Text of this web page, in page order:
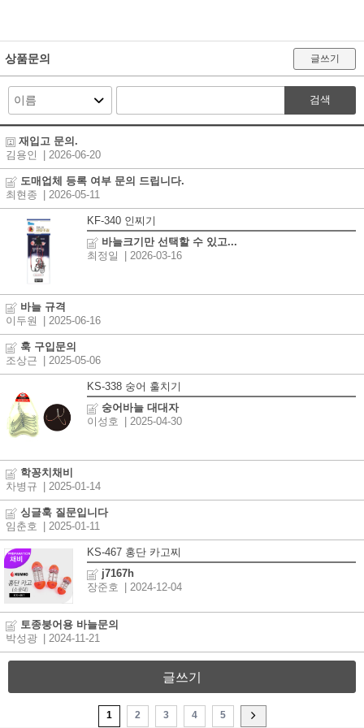
상품문의 글쓰기
검색
재입고 문의.
김용인
| 2026-06-20
도매업체 등록 여부 문의 드립니다.
최현종
| 2026-05-11
KF-340 인찌기
바늘크기만 선택할 수 있고...
최정일
| 2026-03-16
바늘 규격
이두원
| 2025-06-16
훅 구입문의
조상근
| 2025-05-06
KS-338 숭어 훌치기
숭어바늘 대대자
이성호
| 2025-04-30
학꽁치채비
차병규
| 2025-01-14
싱글훅 질문입니다
임춘호
| 2025-01-11
KS-467 홍단 카고찌
j7167h
장준호
| 2024-12-04
토종붕어용 바늘문의
박성광
| 2024-11-21
글쓰기
1 2 3 4 5